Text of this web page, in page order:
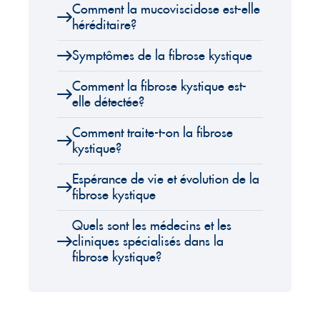
Comment la mucoviscidose est-elle
héréditaire?
Symptômes de la fibrose kystique
Comment la fibrose kystique est-
elle détectée?
Comment traite-t-on la fibrose
kystique?
Espérance de vie et évolution de la
fibrose kystique
Quels sont les médecins et les
cliniques spécialisés dans la
fibrose kystique?